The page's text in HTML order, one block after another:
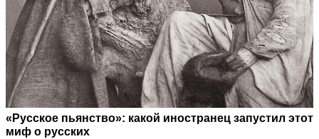
«Русское пьянство»: какой иностранец запустил этот
миф о русских